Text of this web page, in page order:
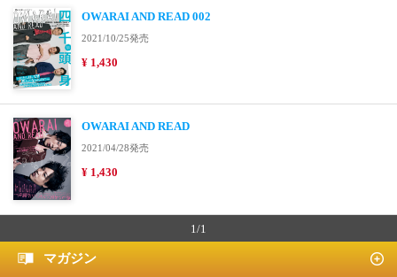
OWARAI AND READ 002
2021/10/25発売
¥ 1,430
OWARAI AND READ
2021/04/28発売
¥ 1,430
1/1
マガジン